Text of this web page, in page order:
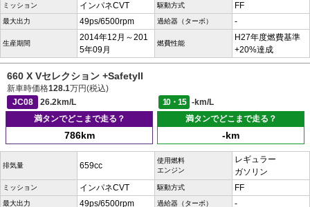
ミッション インパネCVT 駆動方式 FF
最大出力 49ps/6500rpm 過給器（ターボ） -
生産期間
2014年12月～201
5年09月
燃費性能
H27年度燃費基準
+20%達成
660 X Vセレクション +SafetyII
新車時価格128.1万円(税込)
JC08
26.2km/L 10・15
-km/L
満タンでどこまで走る？
786km
満タンでどこまで走る？
-km
排気量 659cc
使用燃料
エンジン
レギュラー
ガソリン
ミッション インパネCVT 駆動方式 FF
最大出力 49ps/6500rpm 過給器（ターボ） -